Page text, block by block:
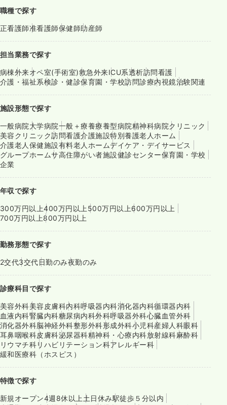
職種で探す
正看護師准看護師保健師助産師
担当業務で探す
病棟外来オペ室(手術室)救急外来ICU系透析訪問看護
介護・福祉系検診・健診保育園・学校訪問診療内視鏡治験関連
施設形態で探す
一般病院大学病院一般＋療養療養型病院精神科病院クリニック
美容クリニック訪問看護介護施設特別養護老人ホーム
介護老人保健施設有料老人ホームデイケア・デイサービス
グループホームサ高住障がい者施設健診センター保育園・学校
企業
年収で探す
300万円以上400万円以上 500万円以上600万円以上
700万円以上800万円以上
勤務形態で探す
2交代3交代日勤のみ夜勤のみ
診療科目で探す
美容外科美容皮膚科内科呼吸器内科消化器内科循環器内科
血液内科腎臓内科糖尿病内科外科呼吸器外科心臓血管外科
消化器外科脳神経外科整形外科形成外科小児科産婦人科眼科
耳鼻咽喉科皮膚科泌尿器科精神科・心療内科放射線科麻酔科
リウマチ科リハビリテーション科アレルギー科
緩和医療科（ホスピス）
特徴で探す
新規オープン4週8休以上 土日休み駅徒歩５分以内